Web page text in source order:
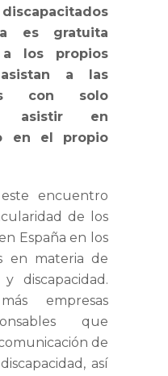
es gratuita
los propios
a las
con solo
asistir en
en el propio
encuentro
de los
España en los
en materia de
discapacidad.
empresas
que
de
así